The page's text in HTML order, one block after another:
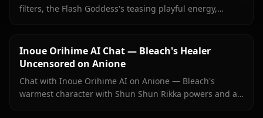
filters, the Flash Goddess's teasing playful energy,
Inoue Orihime AI Chat — Bleach's Healer
Uncensored on Anione
Chat with Inoue Orihime AI on Anione — Bleach's
warmest character with Shun Shun Rikka powers and a